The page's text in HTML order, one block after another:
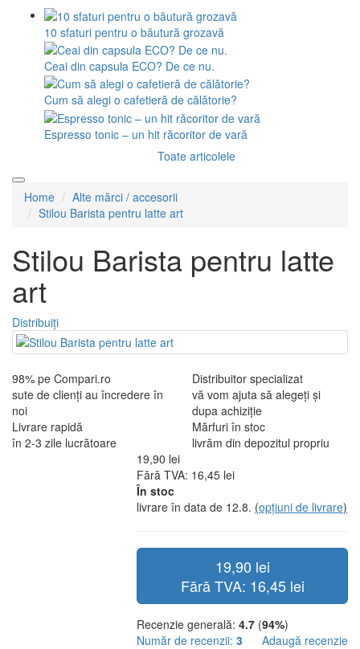
10 sfaturi pentru o băutură grozavă
Ceai din capsula ECO? De ce nu.
Cum să alegi o cafetieră de călătorie?
Espresso tonic – un hit răcoritor de vară
Toate articolele
Home
Alte mărci / accesorii
Stilou Barista pentru latte art
Stilou Barista pentru latte
art
Distribuiți
98% pe Compari.ro
sute de clienți au încredere în
noi
Distribuitor specializat
vă vom ajuta să alegeți și
dupa achiziție
Livrare rapidă
în 2-3 zile lucrătoare
Mărfuri în stoc
livrăm din depozitul propriu
19,90 lei
Fără TVA: 16,45 lei
În stoc
livrare în data de 12.8. (opțiuni de livrare)
19,90 lei
Fără TVA: 16,45 lei
Recenzie generală: 4.7 (94%)
Număr de recenzii: 3
Adaugă recenzie